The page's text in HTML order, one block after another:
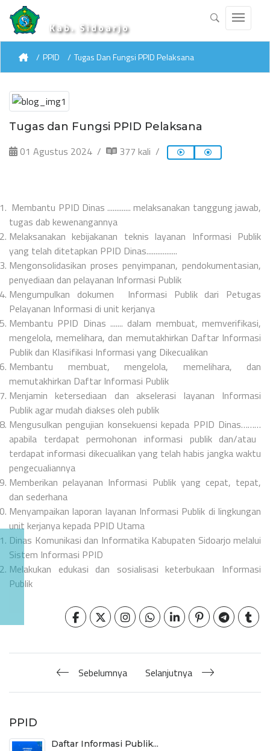
Kab. Sidoarjo
PPID Tugas Dan Fungsi PPID Pelaksana
Tugas dan Fungsi PPID Pelaksana
01 Agustus 2024 377 kali
Membantu PPID Dinas ............. melaksanakan tanggung jawab,
tugas dab kewenangannya
Melaksanakan kebijakanan teknis layanan Informasi Publik
yang telah ditetapkan PPID Dinas.................
Mengonsolidasikan proses penyimpanan, pendokumentasian,
penyediaan dan pelayanan Informasi Publik
Mengumpulkan dokumen Informasi Publik dari Petugas
Pelayanan Informasi di unit kerjanya
Membantu PPID Dinas ....... dalam membuat, memverifikasi,
mengelola, memelihara, dan memutakhirkan Daftar Informasi
Publik dan Klasifikasi Informasi yang Dikecualikan
Membantu membuat, mengelola, memelihara, dan
memutakhirkan Daftar Informasi Publik
Menjamin ketersediaan dan akselerasi layanan Informasi
Publik agar mudah diakses oleh publik
Mengusulkan pengujian konsekuensi kepada PPID Dinas………
apabila terdapat permohonan informasi publik dan/atau
terdapat informasi dikecualikan yang telah habis jangka waktu
pengecualiannya
Memberikan pelayanan Informasi Publik yang cepat, tepat,
dan sederhana
Menyampaikan laporan layanan Informasi Publik di lingkungan
unit kerjanya kepada PPID Utama
Dinas Komunikasi dan Informatika Kabupaten Sidoarjo melalui
Sistem Informasi PPID
Melakukan edukasi dan sosialisasi keterbukaan Informasi
Publik
Sebelumnya Selanjutnya
PPID
Daftar Informasi Publik...